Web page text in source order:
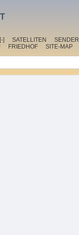
[-] SATELLITEN SENDER
FRIEDHOF SITE-MAP